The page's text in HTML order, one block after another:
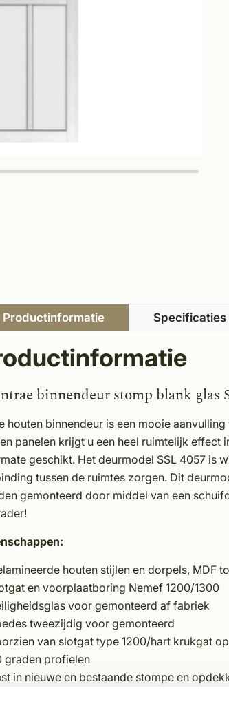
Productinformatie Specificaties
binnendeur stomp blank glas
houten binnendeur is een mooie
panelen krijgt u een heel ruimtelijk
geschikt. Het deurmodel SSL 4057 is
tussen de ruimtes zorgen. Dit
gemonteerd door middel van een
houten stijlen en dorpels, MDF
en voorplaatboring Nemef 1200/1300
voor gemonteerd af fabriek
tweezijdig voor gemonteerd
van slotgat type 1200/hart krukgat
graden profielen
in nieuwe en bestaande stompe en